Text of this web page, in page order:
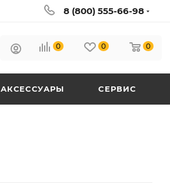
8 (800) 555-66-98
0 0 0
АКСЕССУАРЫ СЕРВИС